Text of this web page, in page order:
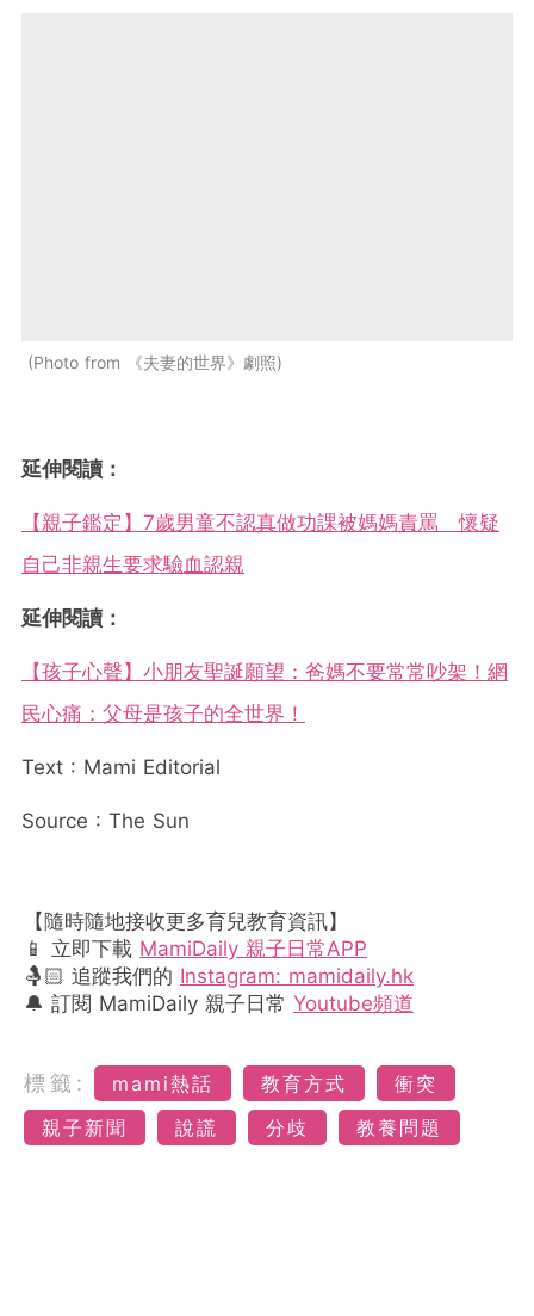
Photo from 《夫妻的世界》劇照
延伸閱讀：
【親子鑑定】7歲男童不認真做功課被媽媽責罵 懷疑
自己非親生要求驗血認親
延伸閱讀：
【孩子心聲】小朋友聖誕願望：爸媽不要常常吵架！網
民心痛：父母是孩子的全世界！
Text : Mami Editorial
Source : The Sun
【隨時隨地接收更多育兒教育資訊】
📱 立即下載 MamiDaily 親子日常APP
🤱🏻 追蹤我們的 Instagram: mamidaily.hk
🔔 訂閱 MamiDaily 親子日常 Youtube頻道
標籤: mami熱話 教育方式
衝突
親子新聞
說謊 分歧 教養問題